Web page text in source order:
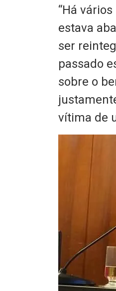
“Há
estava
ser
passado
sobre o
vítima de